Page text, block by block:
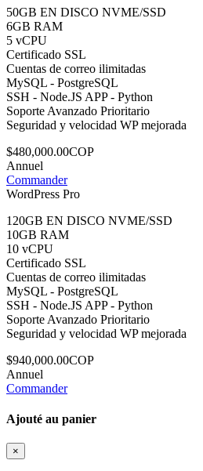
50GB EN DISCO NVME/SSD
6GB RAM
5 vCPU
Certificado SSL
Cuentas de correo ilimitadas
MySQL - PostgreSQL
SSH - Node.JS APP - Python
Soporte Avanzado Prioritario
Seguridad y velocidad WP mejorada
$480,000.00COP
Annuel
Commander
WordPress Pro
120GB EN DISCO NVME/SSD
10GB RAM
10 vCPU
Certificado SSL
Cuentas de correo ilimitadas
MySQL - PostgreSQL
SSH - Node.JS APP - Python
Soporte Avanzado Prioritario
Seguridad y velocidad WP mejorada
$940,000.00COP
Annuel
Commander
Ajouté au panier
×